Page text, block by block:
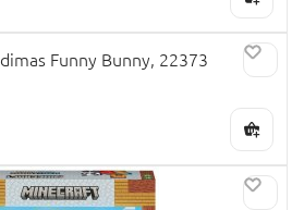
Funny Bunny, 22373